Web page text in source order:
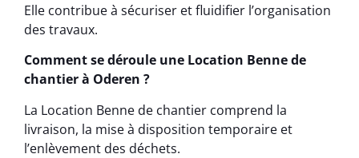
Elle contribue à sécuriser et fluidifier l’organisation
des travaux.
Comment se déroule une Location Benne de
chantier à Oderen ?
La Location Benne de chantier comprend la
livraison, la mise à disposition temporaire et
l’enlèvement des déchets.